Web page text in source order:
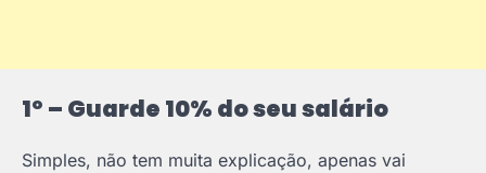
1º – Guarde 10% do seu salário
Simples, não tem muita explicação, apenas vai